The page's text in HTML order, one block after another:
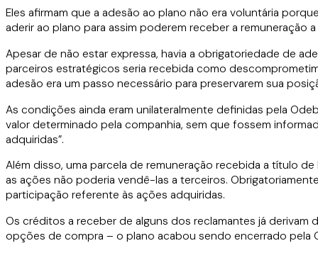
Eles afirmam que a adesão ao plano não era voluntária
aderir ao plano para assim poderem receber a remuneração a
Apesar de não estar expressa, havia a obrigatoriedade de
parceiros estratégicos seria recebida como
adesão era um passo necessário para preservarem sua
As condições ainda eram unilateralmente definidas pela
valor determinado pela companhia, sem que fossem
adquiridas”.
Além disso, uma parcela de remuneração recebida a título
as ações não poderia vendê-las a terceiros.
participação referente às ações adquiridas.
Os créditos a receber de alguns dos reclamantes já
opções de compra – o plano acabou sendo encerrado pela